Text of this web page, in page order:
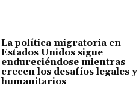
La política migratoria en
Estados Unidos sigue
endureciéndose mientras
crecen los desafíos legales y
humanitarios